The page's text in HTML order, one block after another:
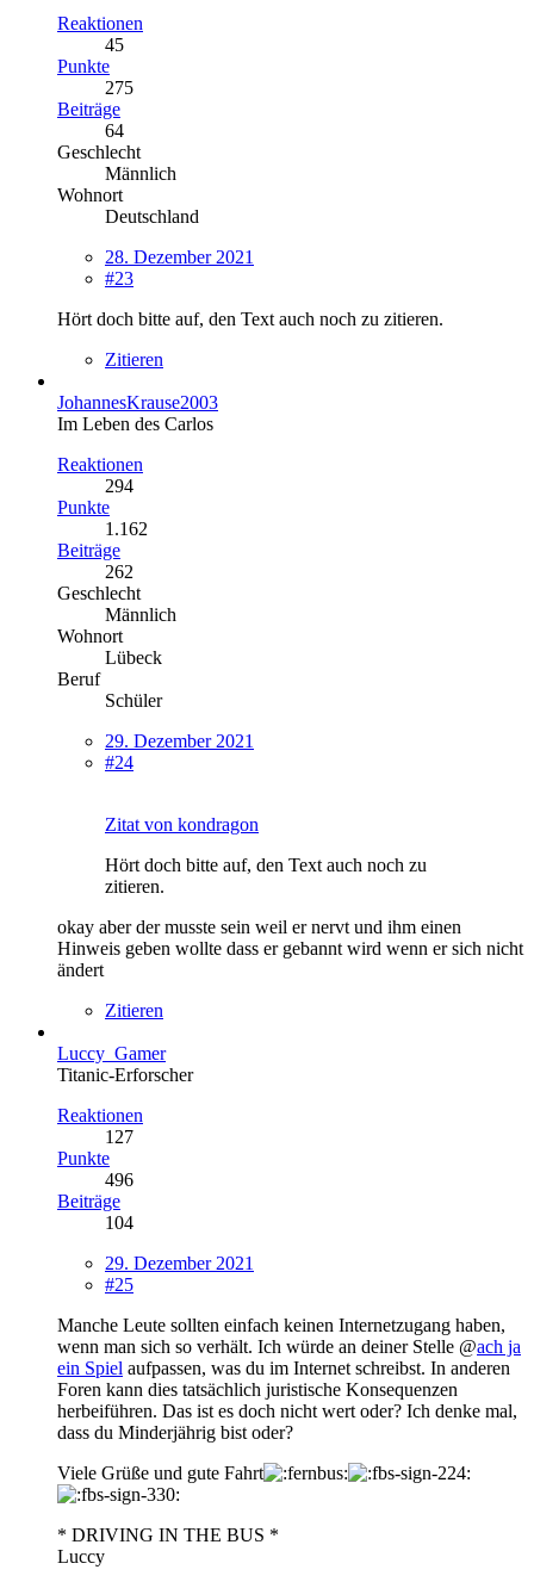
Reaktionen
45
Punkte
275
Beiträge
64
Geschlecht
Männlich
Wohnort
Deutschland
28. Dezember 2021
#23
Hört doch bitte auf, den Text auch noch zu zitieren.
Zitieren
JohannesKrause2003
Im Leben des Carlos
Reaktionen
294
Punkte
1.162
Beiträge
262
Geschlecht
Männlich
Wohnort
Lübeck
Beruf
Schüler
29. Dezember 2021
#24
Zitat von kondragon
Hört doch bitte auf, den Text auch noch zu
zitieren.
okay aber der musste sein weil er nervt und ihm einen
Hinweis geben wollte dass er gebannt wird wenn er sich nicht
ändert
Zitieren
Luccy_Gamer
Titanic-Erforscher
Reaktionen
127
Punkte
496
Beiträge
104
29. Dezember 2021
#25
Manche Leute sollten einfach keinen Internetzugang haben,
wenn man sich so verhält. Ich würde an deiner Stelle @ach ja
ein Spiel aufpassen, was du im Internet schreibst. In anderen
Foren kann dies tatsächlich juristische Konsequenzen
herbeiführen. Das ist es doch nicht wert oder? Ich denke mal,
dass du Minderjährig bist oder?
Viele Grüße und gute Fahrt
* DRIVING IN THE BUS *
Luccy